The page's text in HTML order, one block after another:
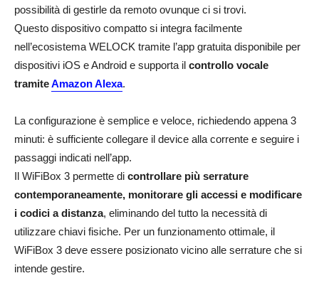
possibilità di gestirle da remoto ovunque ci si trovi.
Questo dispositivo compatto si integra facilmente
nell’ecosistema WELOCK tramite l’app gratuita disponibile per
dispositivi iOS e Android e supporta il controllo vocale
tramiteAmazon Alexa.
La configurazione è semplice e veloce, richiedendo appena 3
minuti: è sufficiente collegare il device alla corrente e seguire i
passaggi indicati nell’app.
Il WiFiBox 3 permette di controllare più serrature
contemporaneamente, monitorare gli accessi e modificare
i codici a distanza, eliminando del tutto la necessità di
utilizzare chiavi fisiche. Per un funzionamento ottimale, il
WiFiBox 3 deve essere posizionato vicino alle serrature che si
intende gestire.